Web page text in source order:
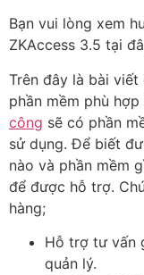
Bạn vui lòng xem
ZKAccess 3.5 tại
Trên đây là bài
phần mềm phù
công sẽ có phần
sử dụng. Để biết
nào và phần mềm
để được hỗ trợ.
hàng;
Hỗ trợ tư vấn
quản lý.